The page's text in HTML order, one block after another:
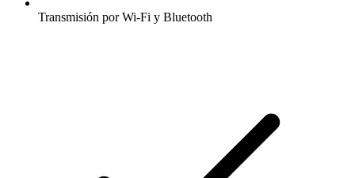
Transmisión por Wi-Fi y Bluetooth